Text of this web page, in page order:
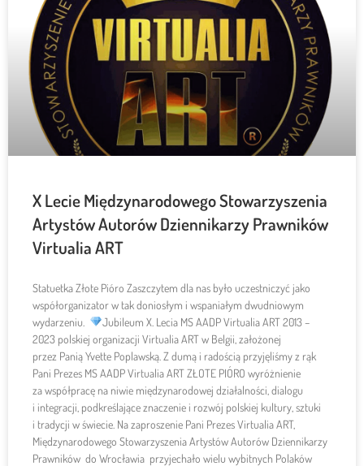
X Lecie Międzynarodowego Stowarzyszenia
Artystów Autorów Dziennikarzy Prawników
Virtualia ART
Statuetka Złote Pióro Zaszczytem dla nas było uczestniczyć jako
współorganizator w tak doniosłym i wspaniałym dwudniowym
wydarzeniu.
Jubileum X. Lecia MS AADP Virtualia ART 2013 –
2023 polskiej organizacji Virtualia ART w Belgii, założonej
przez Panią Yvette Poplawską. Z dumą i radością przyjęliśmy z rąk
Pani Prezes MS AADP Virtualia ART ZŁOTE PIÓRO wyróżnienie
za współpracę na niwie międzynarodowej działalności, dialogu
i integracji, podkreślające znaczenie i rozwój polskiej kultury, sztuki
i tradycji w świecie. Na zaproszenie Pani Prezes Virtualia ART,
Międzynarodowego Stowarzyszenia Artystów Autorów Dziennikarzy
Prawników do Wrocławia przyjechało wielu wybitnych Polaków